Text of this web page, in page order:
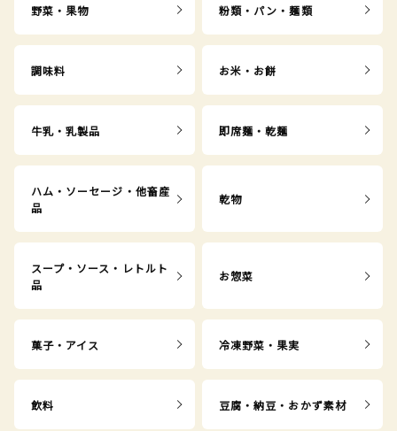
野菜・果物 粉類・パン・麺類
調味料 お米・お餅
牛乳・乳製品 即席麺・乾麺
ハム・ソーセージ・他畜産
品
乾物
スープ・ソース・レトルト
品
お惣菜
菓子・アイス 冷凍野菜・果実
飲料 豆腐・納豆・おかず素材